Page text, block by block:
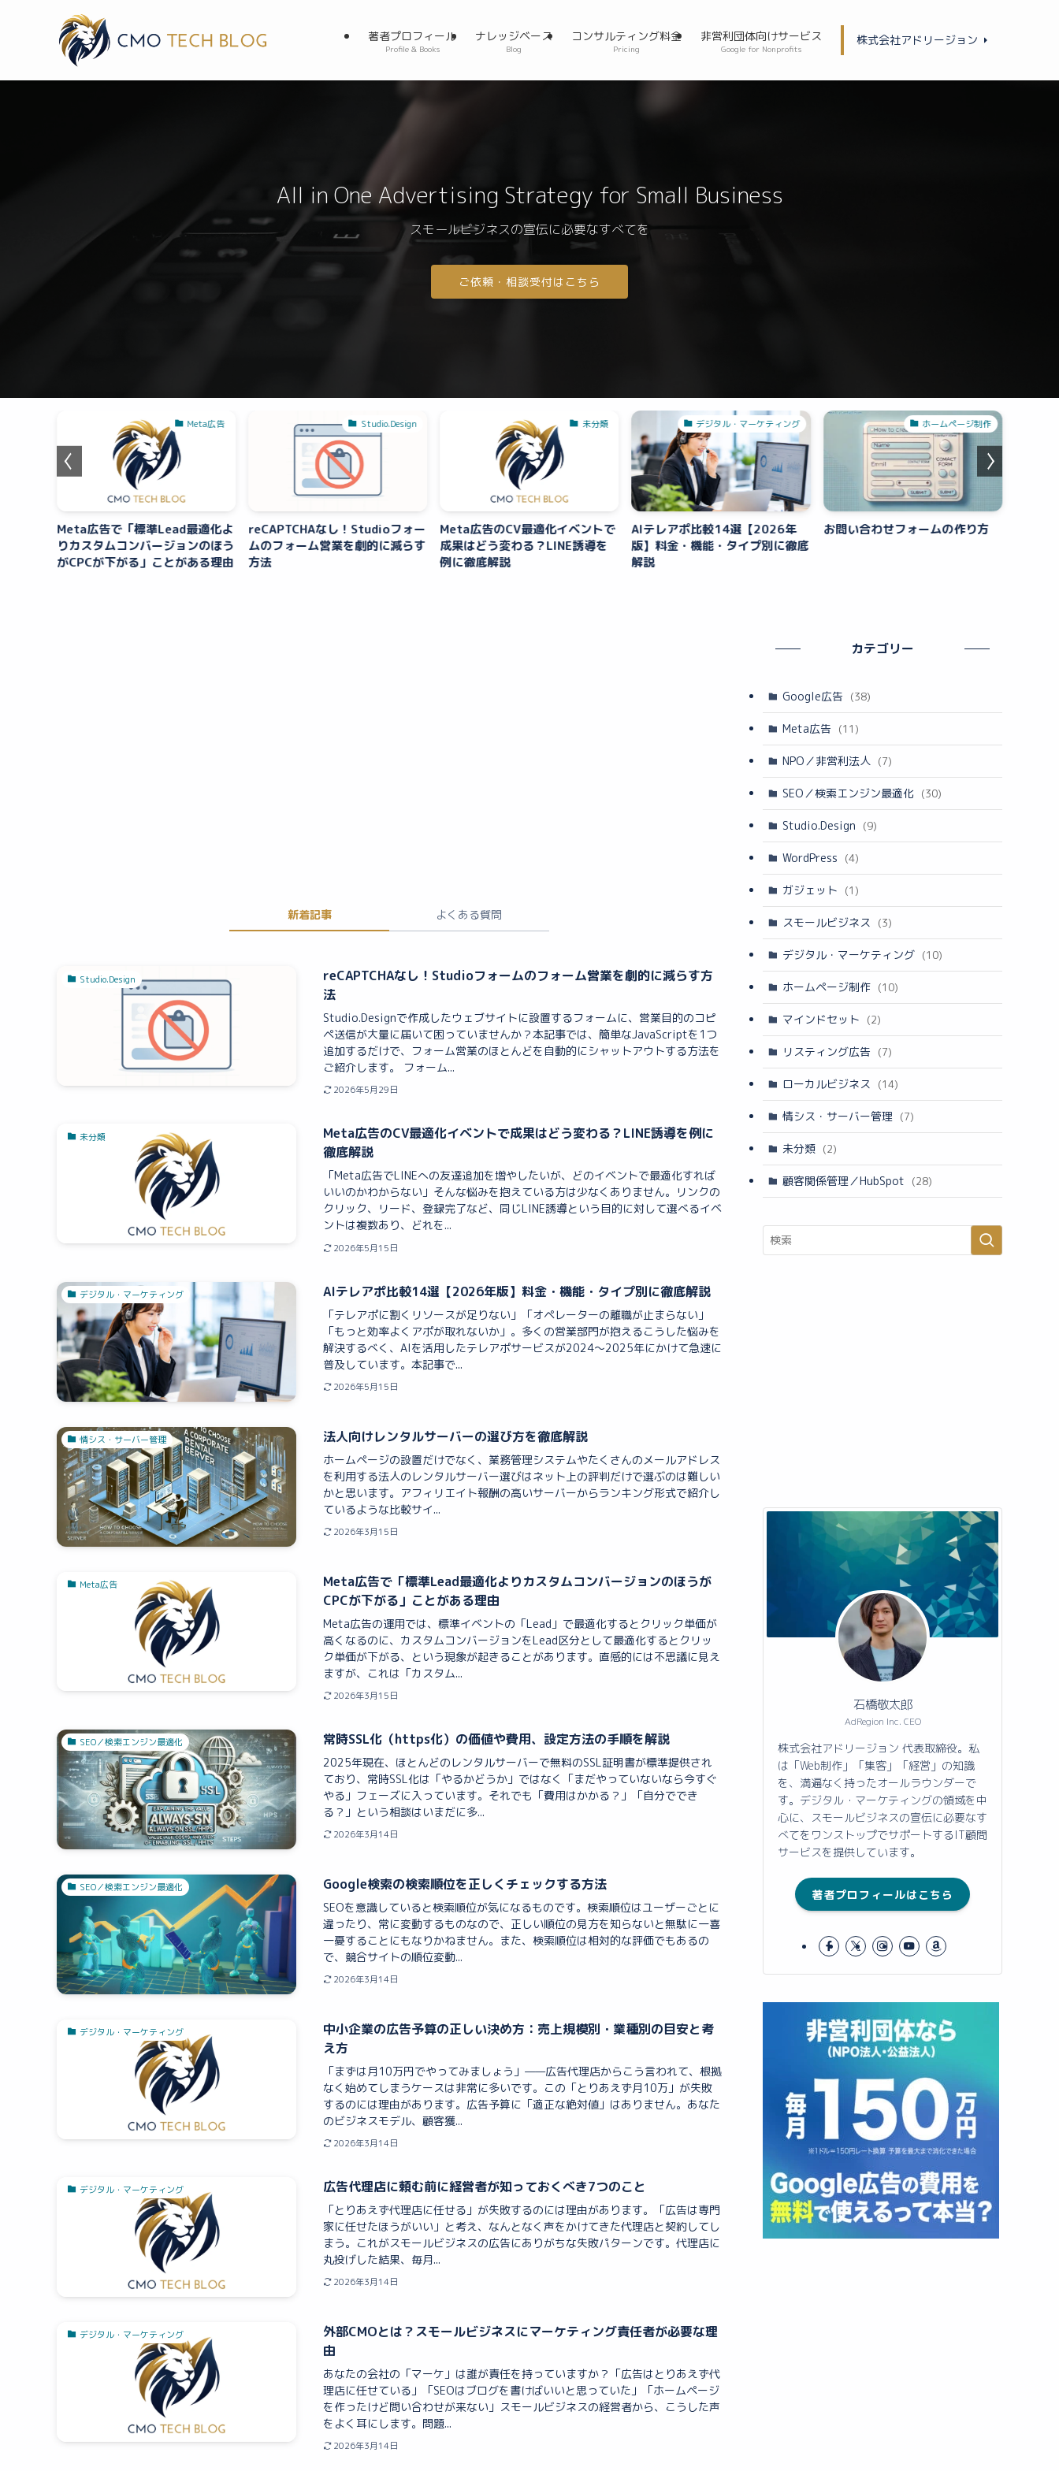
著者プロフィール
Profile & Books
ナレッジベース
Blog
コンサルティング料金
Pricing
非営利団体向けサービス
Google for Nonprofits
株式会社アドリージョン
All in OneAdvertising Strategy for Small Business
スモールビジネスの宣伝に必要なすべてを
ご依頼・相談受付はこちら
Meta広告
Meta広告で「標準Lead最適化よ
りカスタムコンバージョンのほう
がCPCが下がる」ことがある理由
Studio.Design
reCAPTCHAなし！Studioフォー
ムのフォーム営業を劇的に減らす
方法
未分類
Meta広告のCV最適化イベントで
成果はどう変わる？LINE誘導を
例に徹底解説
デジタル・マーケティング
AIテレアポ比較14選【2026年
版】料金・機能・タイプ別に徹底
解説
ホームページ制作
お問い合わせフォームの作り方
新着記事 よくある質問
Studio.Design
reCAPTCHAなし！Studioフォームのフォーム営業を劇的に減らす方
法
Studio.Designで作成したウェブサイトに設置するフォームに、営業目的のコピ
ペ送信が大量に届いて困っていませんか？本記事では、簡単なJavaScriptを1つ
追加するだけで、フォーム営業のほとんどを自動的にシャットアウトする方法を
ご紹介します。 フォーム...
2026年5月29日
未分類
Meta広告のCV最適化イベントで成果はどう変わる？LINE誘導を例に
徹底解説
「Meta広告でLINEへの友達追加を増やしたいが、どのイベントで最適化すれば
いいのかわからない」そんな悩みを抱えている方は少なくありません。リンクの
クリック、リード、登録完了など、同じLINE誘導という目的に対して選べるイベ
ントは複数あり、どれを...
2026年5月15日
デジタル・マーケティング AIテレアポ比較14選【2026年版】料金・機能・タイプ別に徹底解説
「テレアポに割くリソースが足りない」「オペレーターの離職が止まらない」
「もっと効率よくアポが取れないか」。多くの営業部門が抱えるこうした悩みを
解決するべく、AIを活用したテレアポサービスが2024〜2025年にかけて急速に
普及しています。本記事で...
2026年5月15日
情シス・サーバー管理 法人向けレンタルサーバーの選び方を徹底解説
ホームページの設置だけでなく、業務管理システムやたくさんのメールアドレス
を利用する法人のレンタルサーバー選びはネット上の評判だけで選ぶのは難しい
かと思います。アフィリエイト報酬の高いサーバーからランキング形式で紹介し
ているような比較サイ...
2026年3月15日
Meta広告
Meta広告で「標準Lead最適化よりカスタムコンバージョンのほうが
CPCが下がる」ことがある理由
Meta広告の運用では、標準イベントの「Lead」で最適化するとクリック単価が
高くなるのに、カスタムコンバージョンをLead区分として最適化するとクリッ
ク単価が下がる、という現象が起きることがあります。直感的には不思議に見え
ますが、これは「カスタム...
2026年3月15日
SEO／検索エンジン最適化 常時SSL化（https化）の価値や費用、設定方法の手順を解説
2025年現在、ほとんどのレンタルサーバーで無料のSSL証明書が標準提供され
ており、常時SSL化は「やるかどうか」ではなく「まだやっていないなら今すぐ
やる」フェーズに入っています。それでも「費用はかかる？」「自分ででき
る？」という相談はいまだに多...
2026年3月14日
SEO／検索エンジン最適化 Google検索の検索順位を正しくチェックする方法
SEOを意識していると検索順位が気になるものです。検索順位はユーザーごとに
違ったり、常に変動するものなので、正しい順位の見方を知らないと無駄に一喜
一憂することにもなりかねません。また、検索順位は相対的な評価でもあるの
で、競合サイトの順位変動...
2026年3月14日
デジタル・マーケティング
中小企業の広告予算の正しい決め方：売上規模別・業種別の目安と考
え方
「まずは月10万円でやってみましょう」——広告代理店からこう言われて、根拠
なく始めてしまうケースは非常に多いです。この「とりあえず月10万」が失敗
するのには理由があります。広告予算に「適正な絶対値」はありません。あなた
のビジネスモデル、顧客獲...
2026年3月14日
デジタル・マーケティング 広告代理店に頼む前に経営者が知っておくべき7つのこと
「とりあえず代理店に任せる」が失敗するのには理由があります。「広告は専門
家に任せたほうがいい」と考え、なんとなく声をかけてきた代理店と契約してし
まう。これがスモールビジネスの広告にありがちな失敗パターンです。代理店に
丸投げした結果、毎月...
2026年3月14日
デジタル・マーケティング
外部CMOとは？スモールビジネスにマーケティング責任者が必要な理
由
あなたの会社の「マーケ」は誰が責任を持っていますか？「広告はとりあえず代
理店に任せている」「SEOはブログを書けばいいと思っていた」「ホームページ
を作ったけど問い合わせが来ない」スモールビジネスの経営者から、こうした声
をよく耳にします。問題...
2026年3月14日
カテゴリー
Google広告 (38)
Meta広告 (11)
NPO／非営利法人 (7)
SEO／検索エンジン最適化 (30)
Studio.Design (9)
WordPress (4)
ガジェット (1)
スモールビジネス (3)
デジタル・マーケティング (10)
ホームページ制作 (10)
マインドセット (2)
リスティング広告 (7)
ローカルビジネス (14)
情シス・サーバー管理 (7)
未分類 (2)
顧客関係管理／HubSpot (28)
石橋敬太郎
AdRegion Inc. CEO
株式会社アドリージョン 代表取締役。私
は「Web制作」「集客」「経営」の知識
を、満遍なく持ったオールラウンダーで
す。デジタル・マーケティングの領域を中
心に、スモールビジネスの宣伝に必要なす
べてをワンストップでサポートするIT顧問
サービスを提供しています。
著者プロフィールはこちら